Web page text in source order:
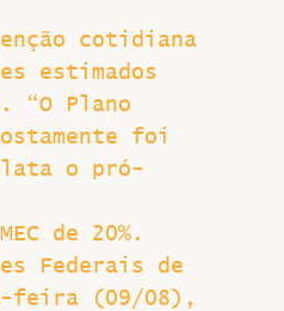
cotidiana
estimados
“O Plano
foi
o pró-
de 20%.
Federais de
feira (09/08),